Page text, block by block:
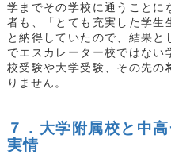
学までその学校に通うことに
者も、「とても充実した学生
と納得していたので、結果
でエスカレーター校ではない
校受験や大学受験、その先の
りません。
７．大学附属校と中
実情